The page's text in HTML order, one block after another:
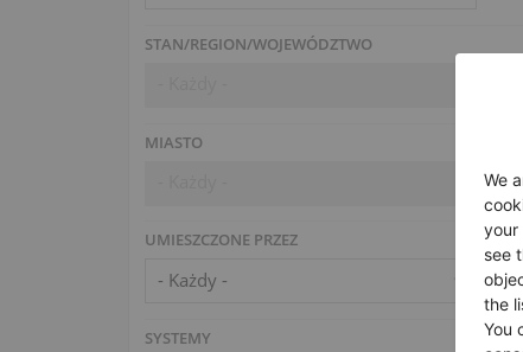
STAN/REGION/WOJEWÓDZTWO
MIASTO
UMIESZCZONE PRZEZ
SYSTEMY